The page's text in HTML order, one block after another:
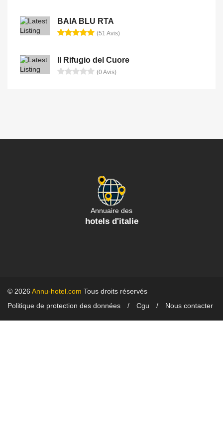
BAIA BLU RTA
(51 Avis)
Il Rifugio del Cuore
(0 Avis)
Annuaire des
hotels d'italie
© 2026 Annu-hotel.com Tous droits réservés
Politique de protection des données
Cgu Nous contacter